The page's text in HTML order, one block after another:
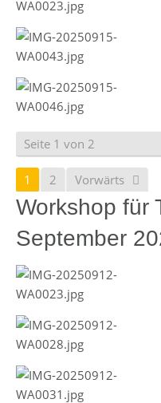
Seite 1 von 2
1 2 Vorwärts
Workshop für
September